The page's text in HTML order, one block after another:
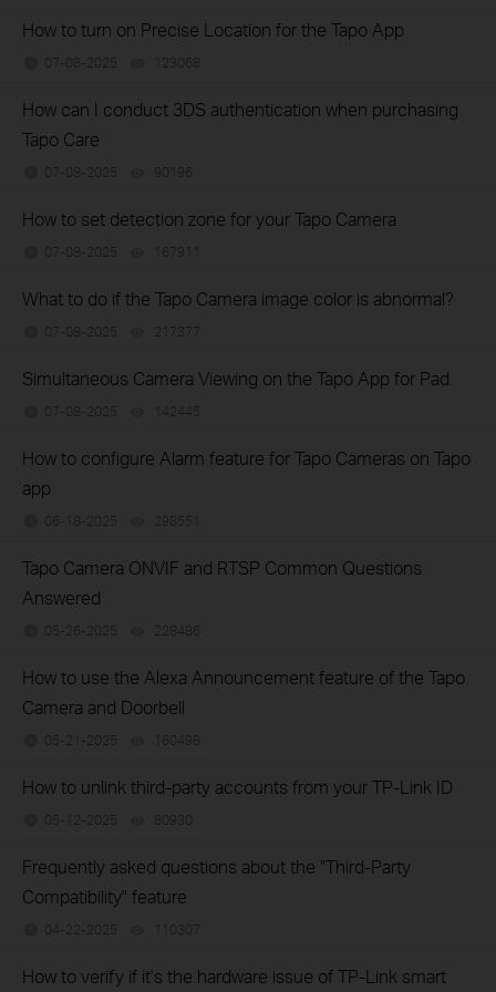
How to turn on Precise Location for the Tapo App
07-08-2025 123068
How can I conduct 3DS authentication when purchasing
Tapo Care
07-08-2025 90196
How to set detection zone for your Tapo Camera
07-08-2025 167911
What to do if the Tapo Camera image color is abnormal?
07-08-2025 217377
Simultaneous Camera Viewing on the Tapo App for Pad
07-08-2025 142445
How to configure Alarm feature for Tapo Cameras on Tapo
app
06-18-2025 298551
Tapo Camera ONVIF and RTSP Common Questions
Answered
05-26-2025 228486
How to use the Alexa Announcement feature of the Tapo
Camera and Doorbell
05-21-2025 160498
How to unlink third-party accounts from your TP-Link ID
05-12-2025 80930
Frequently asked questions about the "Third-Party
Compatibility" feature
04-22-2025 110307
How to verify if it’s the hardware issue of TP-Link smart